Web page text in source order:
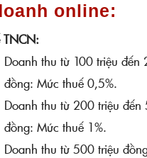
online:
TNCN:
Doanh thu từ 100 triệu đến
đồng: Mức thuế 0,5%.
Doanh thu từ 200 triệu đến
đồng: Mức thuế 1%.
Doanh thu từ 500 triệu